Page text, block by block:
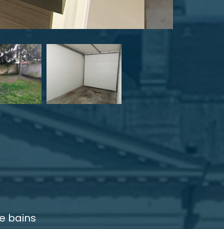
bains